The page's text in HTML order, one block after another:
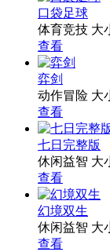
口袋足球
体育竞技 大
查看
弈剑
动作冒险 大
查看
七日完整版
休闲益智 大
查看
幻境双生
休闲益智 大
查看